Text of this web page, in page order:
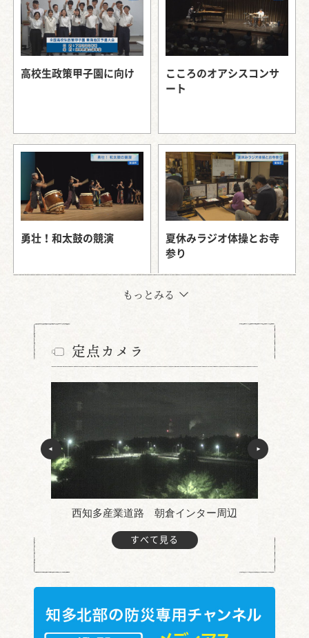
高校生政策甲子園に向け
こころのオアシスコンサ
ート
勇壮！和太鼓の競演
夏休みラジオ体操とお寺
参り
三ツ池 サマーフェスティ
バル」
水泳の全国大会出場を激
太田川ホットサマーガー
もっとみる
定点カメラ
新舞子
すべて見る